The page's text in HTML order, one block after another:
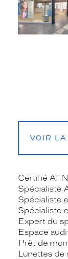
VOIR
Certifié
Spécialiste
Spécialiste
Spécialiste
Expert du
Espace
Prêt de
Lunettes de